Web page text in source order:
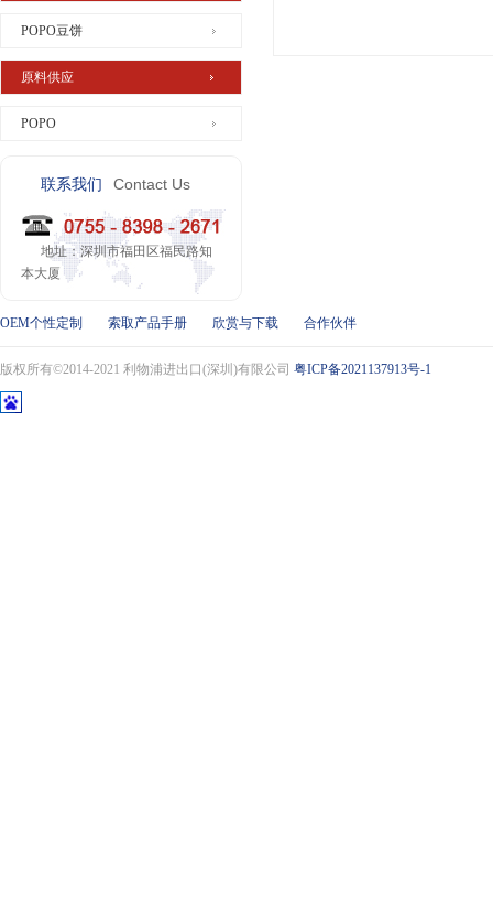
POPO豆饼
原料供应
POPO
联系我们 Contact Us
地址：深圳市福田区福民路知
本大厦
OEM个性定制 索取产品手册 欣赏与下载 合作伙伴
版权所有©2014-2021 利物浦进出口(深圳)有限公司 粤ICP备2021137913号-1